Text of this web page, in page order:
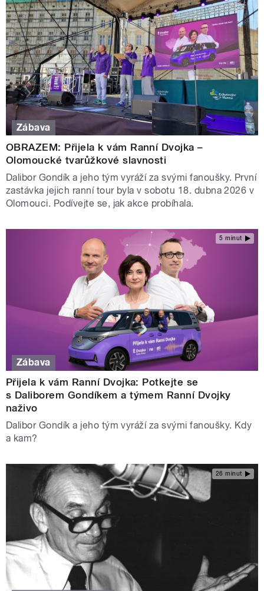
Zábava
OBRAZEM: Přijela k vám Ranní Dvojka –
Olomoucké tvarůžkové slavnosti
Dalibor Gondík a jeho tým vyráží za svými fanoušky. První
zastávka jejich ranní tour byla v sobotu 18. dubna 2026 v
Olomouci. Podívejte se, jak akce probíhala.
5 minut
Zábava
Přijela k vám Ranní Dvojka: Potkejte se
s Daliborem Gondíkem a týmem Ranní Dvojky
naživo
Dalibor Gondík a jeho tým vyráží za svými fanoušky. Kdy
a kam?
26 minut